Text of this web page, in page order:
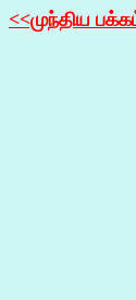
<<முந்திய